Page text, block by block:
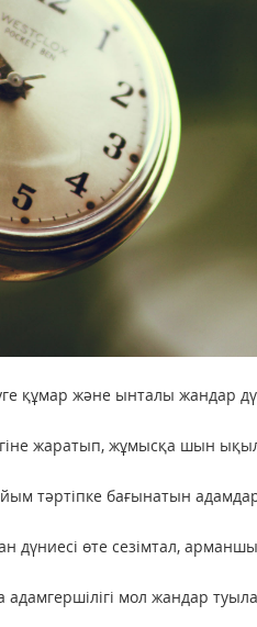
құмар және ынталы жандар
жаратып, жұмысқа шын
тәртіпке бағынатын
дүниесі өте сезімтал,
мол жандар